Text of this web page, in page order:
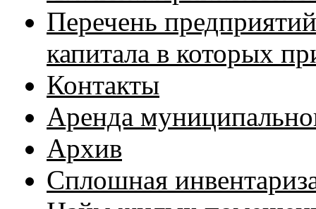
Перечень
капитала в которых
Контакты
Аренда
Архив
Сплошная